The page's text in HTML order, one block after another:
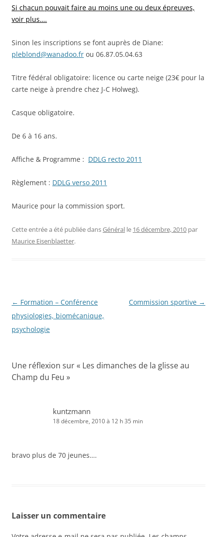
Si chacun pouvait faire au moins une ou deux épreuves,
voir plus….
Sinon les inscriptions se font auprès de Diane:
pleblond@wanadoo.fr ou 06.87.05.04.63
Titre fédéral obligatoire: licence ou carte neige (23€ pour la
carte neige à prendre chez J-C Holweg).
Casque obligatoire.
De 6 à 16 ans.
Affiche & Programme : DDLG recto 2011
Règlement : DDLG verso 2011
Maurice pour la commission sport.
Cette entrée a été publiée dansGénéral le 16 décembre, 2010 par
Maurice Eisenblaetter.
Navigation
des
articles
← Formation – Conférence
physiologies, biomécanique,
psychologie
Commission sportive →
Une réflexion sur « Les dimanches de la glisse au
Champ du Feu »
kuntzmann
18 décembre, 2010 à 12 h 35 min
bravo plus de 70 jeunes….
Laisser un commentaire